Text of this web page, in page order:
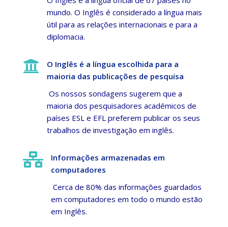
mundo. O Inglês é considerado a língua mais
útil para as relações internacionais e para a
diplomacia.

O Inglês é a língua escolhida para a
maioria das publicações de pesquisa
Os nossos sondagens sugerem que a
maioria dos pesquisadores académicos de
países ESL e EFL preferem publicar os seus
trabalhos de investigação em inglês.

Informações armazenadas em
computadores
Cerca de 80% das informações guardados
em computadores em todo o mundo estão
em Inglês.